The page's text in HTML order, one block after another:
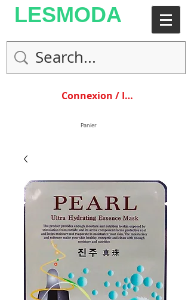
LESMODA
Connexion / Inscription
Panier